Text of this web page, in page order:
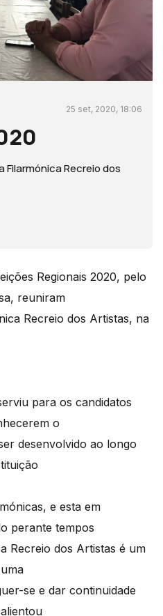
25 set, 2020, 18:06
Filarmónica Recreio dos
Regionais 2020, pelo
reuniram
Recreio dos Artistas, na
para os candidatos
o
desenvolvido ao longo
e esta em
perante tempos
Recreio dos Artistas é um
se e dar continuidade